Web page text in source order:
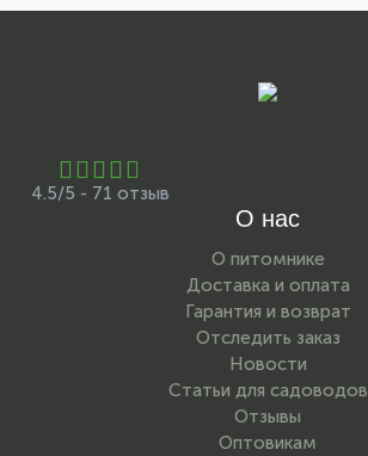
4.5/5 - 71 отзыв
О нас
О питомнике
Доставка и оплата
Гарантия и возврат
Отследить заказ
Новости
Статьи для садоводов
Отзывы
Оптовикам